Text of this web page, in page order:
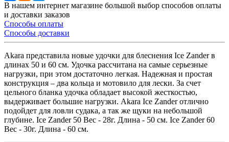
В нашем интернет магазине большой выбор способов оплаты
и доставки заказов
Способы оплаты
Способы доставки
Akara представила новые удочки для блеснения Ice Zander в
длинах 50 и 60 см. Удочка рассчитана на самые серьезные
нагрузки, при этом достаточно легкая. Надежная и простая
конструкция – два кольца и мотовило для лески. За счет
цельного бланка удочка обладает высокой жесткостью,
выдерживает большие нагрузки. Akara Ice Zander отлично
подойдет для ловли судака, а так же щуки на небольшой
глубине. Ice Zander 50 Вес - 28г. Длина - 50 см. Ice Zander 60
Вес - 30г. Длина - 60 см.